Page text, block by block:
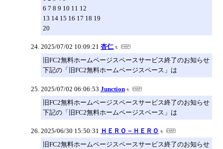
6 7 8 9 10 11 12
13 14 15 16 17 18 19
20
2025/07/02 10:09:21 杏仁
旧FC2無料ホームページスペースサービス終了のお知らせ
下記の「旧FC2無料ホームページスペース」は
2025/07/02 06:06:53 Junction
旧FC2無料ホームページスペースサービス終了のお知らせ
下記の「旧FC2無料ホームページスペース」は
2025/06/30 15:50:31 ＨＥＲＯ－ＨＥＲＯ
旧FC2無料ホームページスペースサービス終了のお知らせ